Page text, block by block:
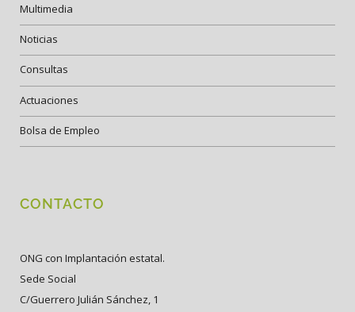
Multimedia
Noticias
Consultas
Actuaciones
Bolsa de Empleo
CONTACTO
ONG con Implantación estatal.
Sede Social
C/Guerrero Julián Sánchez, 1